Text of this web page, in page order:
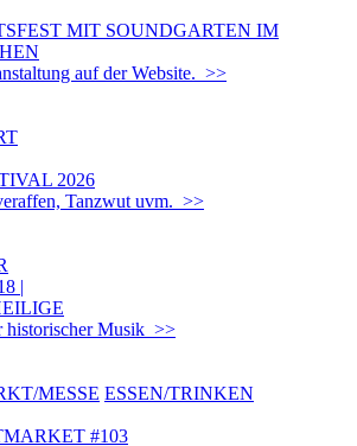
MIT SOUNDGARTEN IM
auf der Website. >>
2026
Tanzwut uvm. >>
|
historischer Musik >>
MESSE ESSEN/TRINKEN
#103